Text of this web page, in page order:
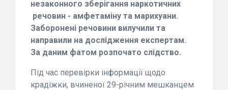
незаконного зберігання наркотичних
речовин - амфетаміну та марихуани.
Заборонені речовини вилучили та
направили на дослідження експертам.
За даним фатом розпочато слідство.
Під час перевірки інформації щодо
крадіжки, вчиненої 29-річним мешканцем